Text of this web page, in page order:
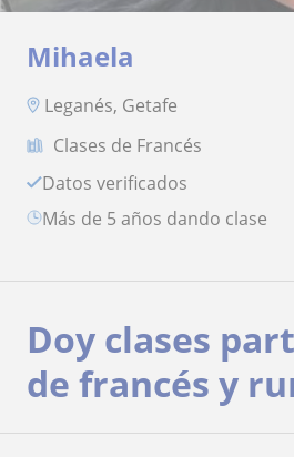
Mihaela
Leganés, Getafe
Clases de Francés
Datos verificados
más de 5 años dando clase
Doy clases
de francés y